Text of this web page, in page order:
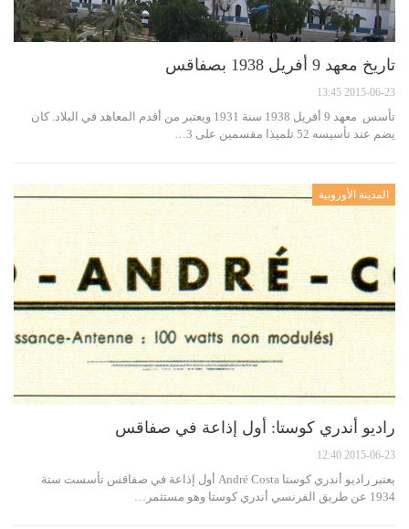
تاريخ معهد 9 أفريل 1938 بصفاقس
2015-06-23 13:45
تأسس معهد 9 أفريل 1938 سنة 1931 ويعتبر من أقدم المعاهد في البلاد. كان
يضم عند تأسيسه 52 تلميذا مقسمين على 3…
المدينة الأوروبية
راديو أندري كوستا: أول إذاعة في صفاقس
2015-06-23 12:40
يعتبر راديو أندري كوستا André Costa أول إذاعة في صفاقس تأسست ستة
1934 عن طريق الفرنسي أندري كوستا وهو مستثمر…